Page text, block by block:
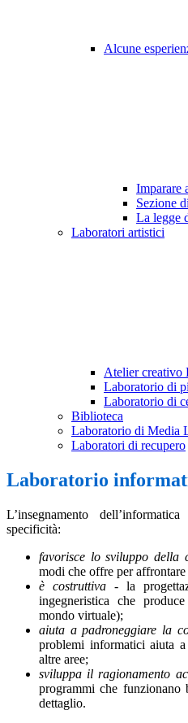
Alcune
Imparare
Sezione
La legge
Laboratori artistici
Atelier creativo
Laboratorio di
Laboratorio di
Biblioteca
Laboratorio di Media
Laboratori di recupero
Laboratorio
L’insegnamento
specificità:
favorisce lo sviluppo della
modi che offre per
è costruttiva - la
ingegneristica che
mondo virtuale);
aiuta a padroneggiare la
problemi informatici aiuta
altre aree;
sviluppa il ragionamento
programmi che funzionano
dettaglio.